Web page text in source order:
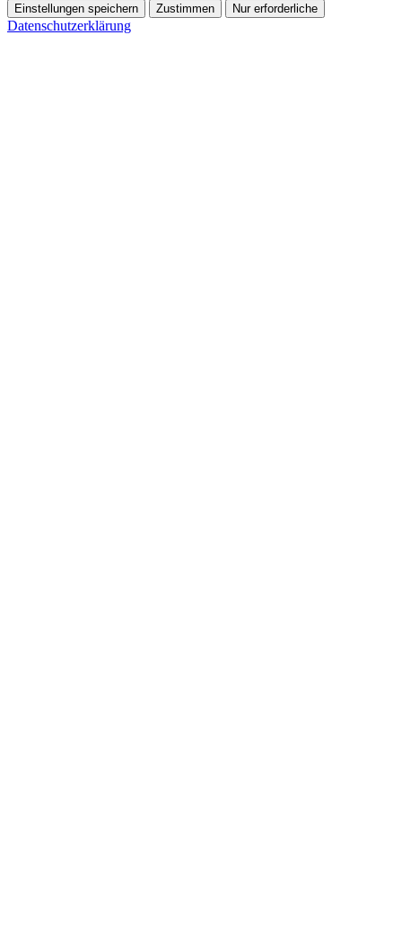
Einstellungen speichern Zustimmen Nur erforderliche
Datenschutzerklärung